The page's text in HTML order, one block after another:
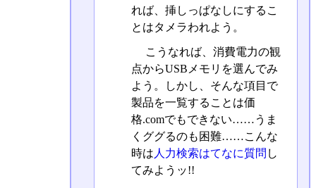
れば、挿しっぱなしにするこ
とはタメラわれよう。
こうなれば、消費電力の観
点からUSBメモリを選んでみ
よう。しかし、そんな項目で
製品を一覧することは価
格.comでもできない……うま
くググるのも困難……こんな
時は 人力検索はてなに質問 し
てみようッ!!